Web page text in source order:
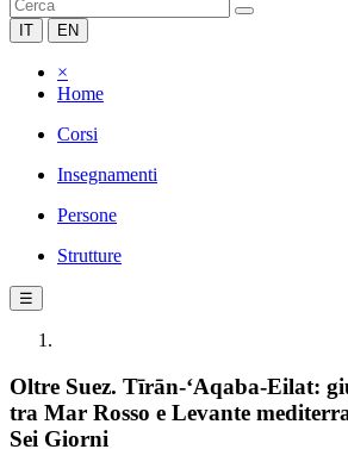
IT EN
×
Home
Corsi
Insegnamenti
Persone
Strutture
☰
Oltre Suez. Tīrān-‘Aqaba-Eilat:
tra Mar Rosso e Levante
Sei Giorni